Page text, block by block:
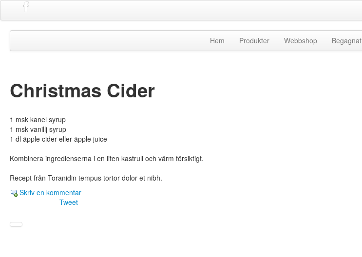
Hem Produkter Webbshop Begagnat
Christmas Cider
1 msk kanel syrup
1 msk vanillj syrup
1 dl äpple cider eller äpple juice
Kombinera ingredienserna i en liten kastrull och värm försiktigt.
Recept från Toranidin tempus tortor dolor et nibh.
Skriv en kommentar
Tweet